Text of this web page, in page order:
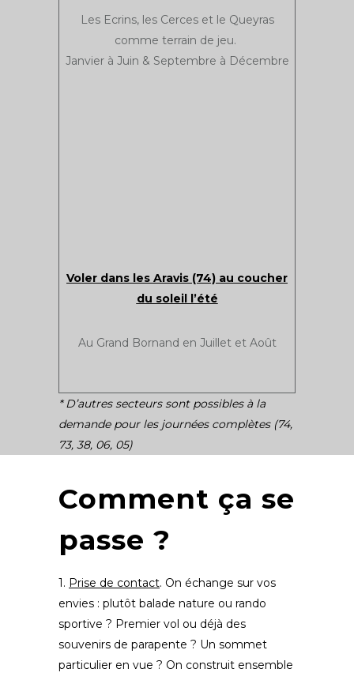
Les Ecrins, les Cerces et le Queyras
comme terrain de jeu.
Janvier à Juin & Septembre à Décembre
Voler dans les Aravis (74) au coucher
du soleil l’été
Au Grand Bornand en Juillet et Août
* D’autres secteurs sont possibles à la
demande pour les journées complètes (74,
73, 38, 06, 05)
Comment ça se
passe ?
1. Prise de contact. On échange sur vos
envies : plutôt balade nature ou rando
sportive ? Premier vol ou déjà des
souvenirs de parapente ? Un sommet
particulier en vue ? On construit ensemble